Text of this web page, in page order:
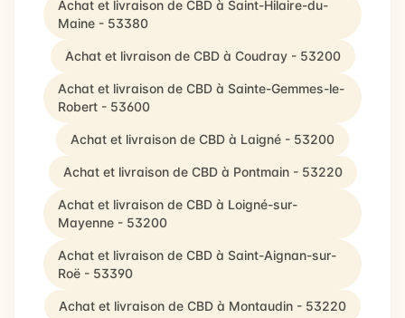
Achat et livraison de CBD à Saint-Hilaire-du-
Maine - 53380
Achat et livraison de CBD à Coudray - 53200
Achat et livraison de CBD à Sainte-Gemmes-le-
Robert - 53600
Achat et livraison de CBD à Laigné - 53200
Achat et livraison de CBD à Pontmain - 53220
Achat et livraison de CBD à Loigné-sur-
Mayenne - 53200
Achat et livraison de CBD à Saint-Aignan-sur-
Roë - 53390
Achat et livraison de CBD à Montaudin - 53220